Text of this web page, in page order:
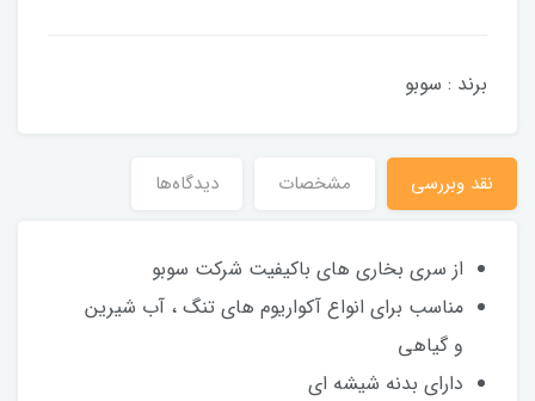
برند : سوبو
نقد وبررسی مشخصات دیدگاه‌ها
از سری بخاری های باکیفیت شرکت سوبو
مناسب برای انواع آکواریوم های تنگ ، آب شیرین
و گیاهی
دارای بدنه شیشه ای